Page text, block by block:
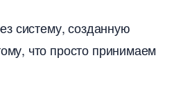
систему, созданную
что просто принимаем